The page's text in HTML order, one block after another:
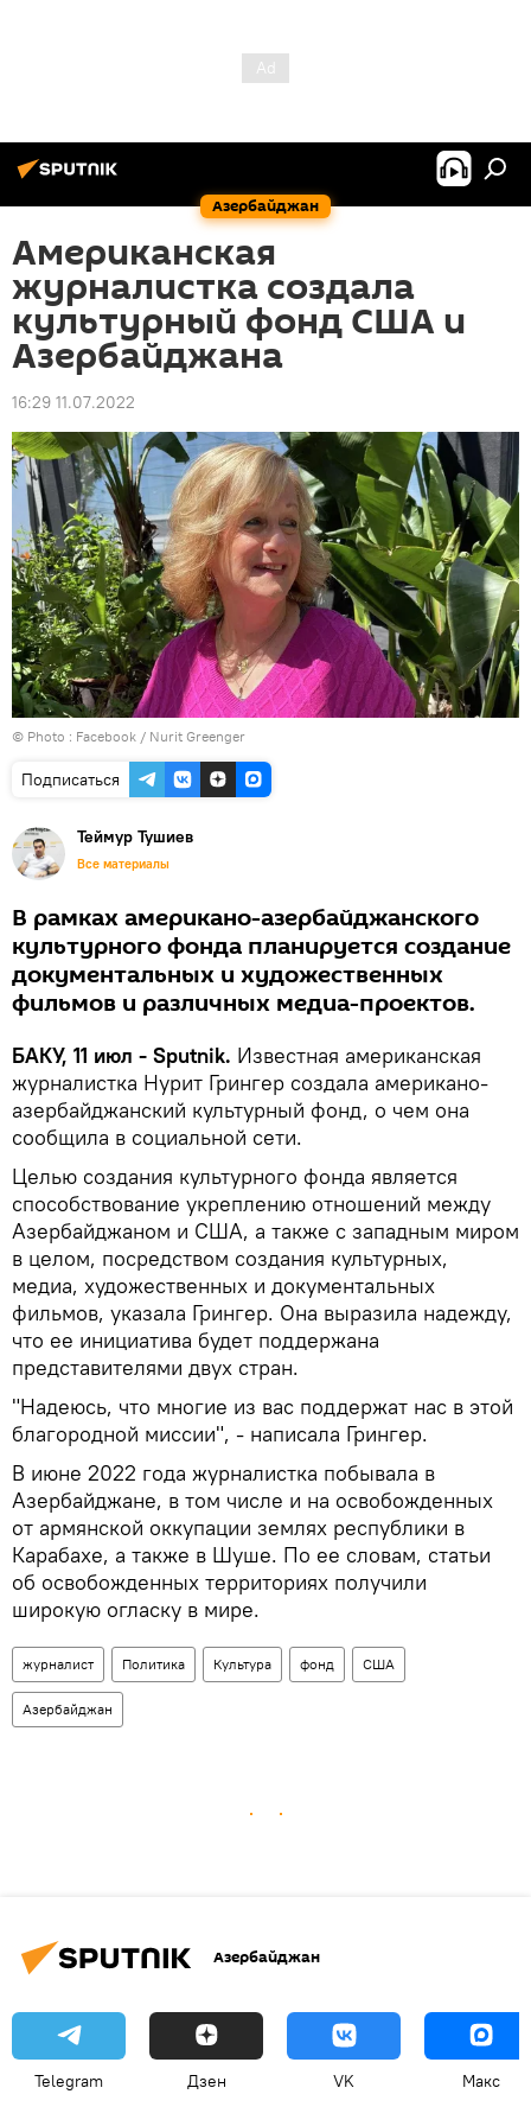
Азербайджан
Американская
журналистка создала
культурный фонд США и
Азербайджана
16:29 11.07.2022
© Photo : Facebook / Nurit Greenger
Подписаться
Теймур Тушиев
Все материалы
В рамках американо-азербайджанского
культурного фонда планируется создание
документальных и художественных
фильмов и различных медиа-проектов.
БАКУ, 11 июл - Sputnik. Известная американская
журналистка Нурит Грингер создала американо-
азербайджанский культурный фонд, о чем она
сообщила в социальной сети.
Целью создания культурного фонда является
способствование укреплению отношений между
Азербайджаном и США, а также с западным миром
в целом, посредством создания культурных,
медиа, художественных и документальных
фильмов, указала Грингер. Она выразила надежду,
что ее инициатива будет поддержана
представителями двух стран.
"Надеюсь, что многие из вас поддержат нас в этой
благородной миссии", - написала Грингер.
В июне 2022 года журналистка побывала в
Азербайджане, в том числе и на освобожденных
от армянской оккупации землях республики в
Карабахе, а также в Шуше. По ее словам, статьи
об освобожденных территориях получили
широкую огласку в мире.
журналист Политика Культура фонд США
Азербайджан
Азербайджан
Telegram Дзен VK Макс